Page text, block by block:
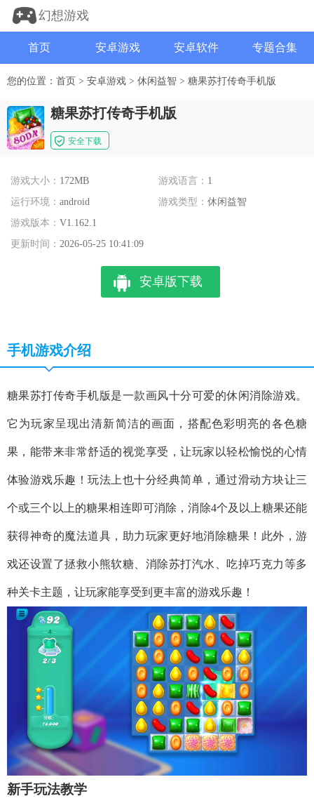
幻想游戏
首页 安卓游戏 安卓软件 专题合集
您的位置： 首页 > 安卓游戏 > 休闲益智 > 糖果苏打传奇手机版
糖果苏打传奇手机版
安全下载
游戏大小： 172MB 游戏语言： 1
运行环境： android 游戏类型：休闲益智
游戏版本： V1.162.1
更新时间： 2026-05-25 10:41:09
安卓版下载
手机游戏介绍
糖果苏打传奇手机版是一款画风十分可爱的休闲消除游戏。
它为玩家呈现出清新简洁的画面，搭配色彩明亮的各色糖
果，能带来非常舒适的视觉享受，让玩家以轻松愉悦的心情
体验游戏乐趣！玩法上也十分经典简单，通过滑动方块让三
个或三个以上的糖果相连即可消除，消除4个及以上糖果还能
获得神奇的魔法道具，助力玩家更好地消除糖果！此外，游
戏还设置了拯救小熊软糖、消除苏打汽水、吃掉巧克力等多
种关卡主题，让玩家能享受到更丰富的游戏乐趣！
新手玩法教学